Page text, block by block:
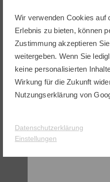
Wir verwenden Cookies auf
Erlebnis zu bieten, können
Zustimmung akzeptieren
weitergeben. Wenn Sie
keine personalisierten
Wirkung für die Zukunft
Nutzungserklärung von
Datenschutzerklärung
Einstellungen